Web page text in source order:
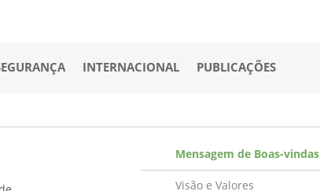
INTERNACIONAL PUBLICAÇÕES
Mensagem de Boas-vindas
Visão e Valores